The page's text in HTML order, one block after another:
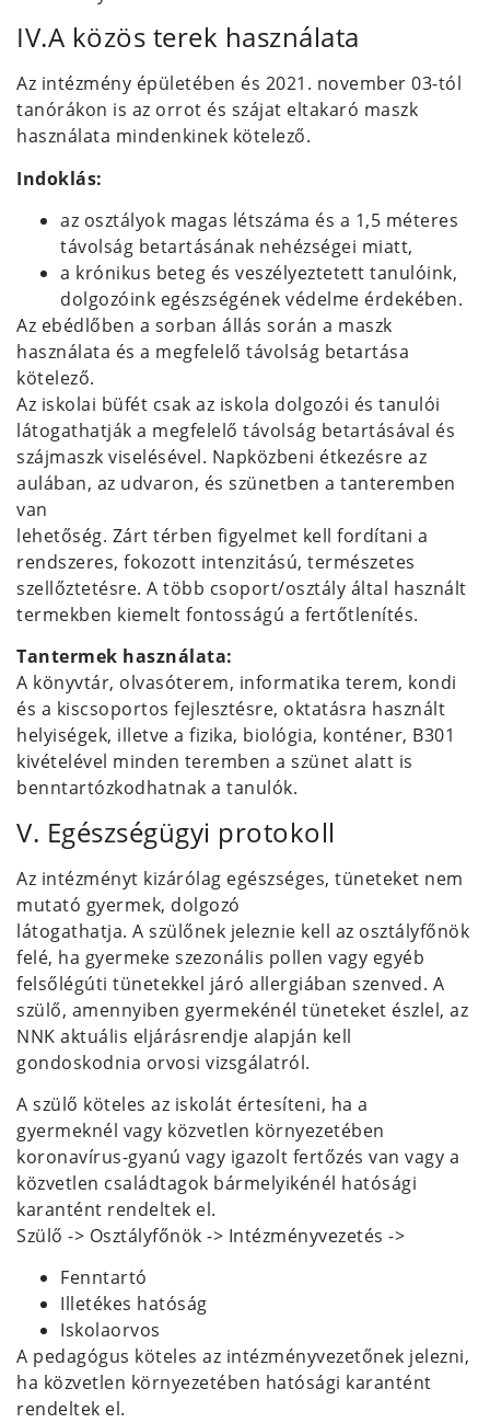
IV.A közös terek használata
Az intézmény épületében és 2021. november 03-tól
tanórákon is az orrot és szájat eltakaró maszk
használata mindenkinek kötelező.
Indoklás:
az osztályok magas létszáma és a 1,5 méteres
távolság betartásának nehézségei miatt,
a krónikus beteg és veszélyeztetett tanulóink,
dolgozóink egészségének védelme érdekében.
Az ebédlőben a sorban állás során a maszk
használata és a megfelelő távolság betartása
kötelező.
Az iskolai büfét csak az iskola dolgozói és tanulói
látogathatják a megfelelő távolság betartásával és
szájmaszk viselésével. Napközbeni étkezésre az
aulában, az udvaron, és szünetben a tanteremben
van
lehetőség. Zárt térben figyelmet kell fordítani a
rendszeres, fokozott intenzitású, természetes
szellőztetésre. A több csoport/osztály által használt
termekben kiemelt fontosságú a fertőtlenítés.
Tantermek használata:
A könyvtár, olvasóterem, informatika terem, kondi
és a kiscsoportos fejlesztésre, oktatásra használt
helyiségek, illetve a fizika, biológia, konténer, B301
kivételével minden teremben a szünet alatt is
benntartózkodhatnak a tanulók.
V. Egészségügyi protokoll
Az intézményt kizárólag egészséges, tüneteket nem
mutató gyermek, dolgozó
látogathatja. A szülőnek jeleznie kell az osztályfőnök
felé, ha gyermeke szezonális pollen vagy egyéb
felsőlégúti tünetekkel járó allergiában szenved. A
szülő, amennyiben gyermekénél tüneteket észlel, az
NNK aktuális eljárásrendje alapján kell
gondoskodnia orvosi vizsgálatról.
A szülő köteles az iskolát értesíteni, ha a
gyermeknél vagy közvetlen környezetében
koronavírus-gyanú vagy igazolt fertőzés van vagy a
közvetlen családtagok bármelyikénél hatósági
karantént rendeltek el.
Szülő -> Osztályfőnök -> Intézményvezetés ->
Fenntartó
Illetékes hatóság
Iskolaorvos
A pedagógus köteles az intézményvezetőnek jelezni,
ha közvetlen környezetében hatósági karantént
rendeltek el.